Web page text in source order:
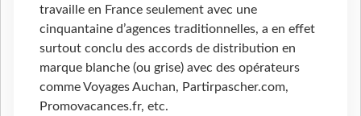
travaille en France seulement avec une
cinquantaine d’agences traditionnelles, a en effet
surtout conclu des accords de distribution en
marque blanche (ou grise) avec des opérateurs
comme Voyages Auchan, Partirpascher.com,
Promovacances.fr, etc.